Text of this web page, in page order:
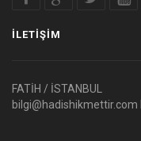
İLETIŞIM
FATİH / İSTANBUL
bilgi@hadishikmettir.com